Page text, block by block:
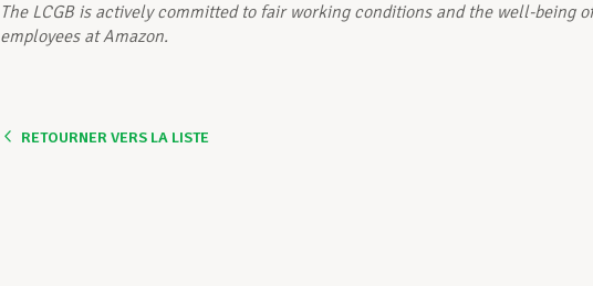
The LCGB is actively committed to fair working conditions and the well-being of
employees at Amazon.
RETOURNER VERS LA LISTE